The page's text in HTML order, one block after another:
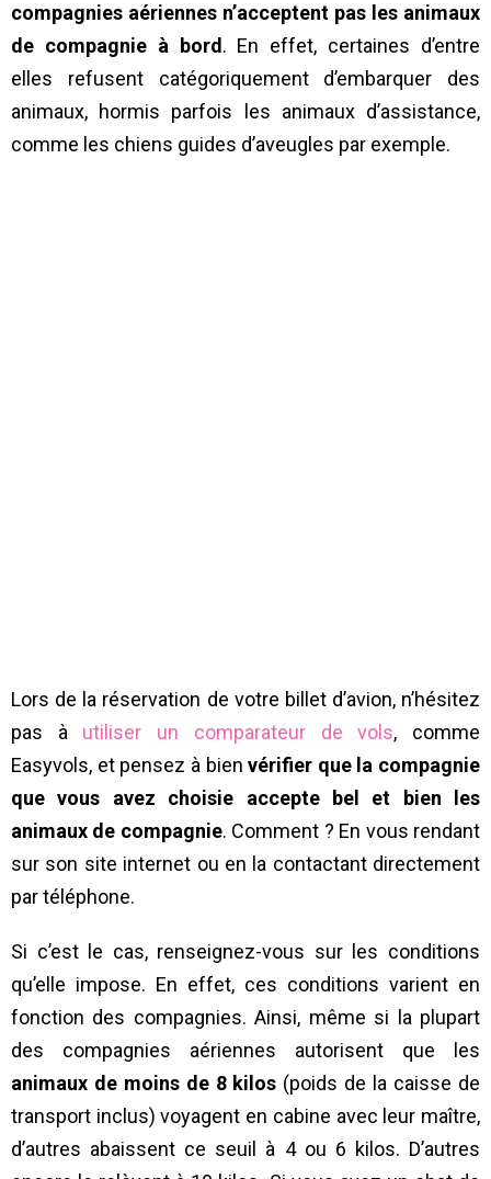
compagnies aériennes n’acceptent pas les animaux
de compagnie à bord . En effet, certaines d’entre
elles refusent catégoriquement d’embarquer des
animaux, hormis parfois les animaux d’assistance,
comme les chiens guides d’aveugles par exemple.
Lors de la réservation de votre billet d’avion, n’hésitez
pas à utiliser un comparateur de vols, comme
Easyvols, et pensez à bienvérifier que la compagnie
que vous avez choisie accepte bel et bien les
animaux de compagnie. Comment ? En vous rendant
sur son site internet ou en la contactant directement
par téléphone.
Si c’est le cas, renseignez-vous sur les conditions
qu’elle impose. En effet, ces conditions varient en
fonction des compagnies. Ainsi, même si la plupart
des compagnies aériennes autorisent que les
animaux de moins de 8 kilos (poids de la caisse de
transport inclus) voyagent en cabine avec leur maître,
d’autres abaissent ce seuil à 4 ou 6 kilos. D’autres